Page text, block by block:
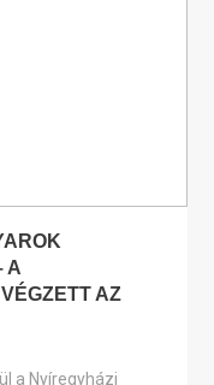
A
AZ
a Nyíregyházi